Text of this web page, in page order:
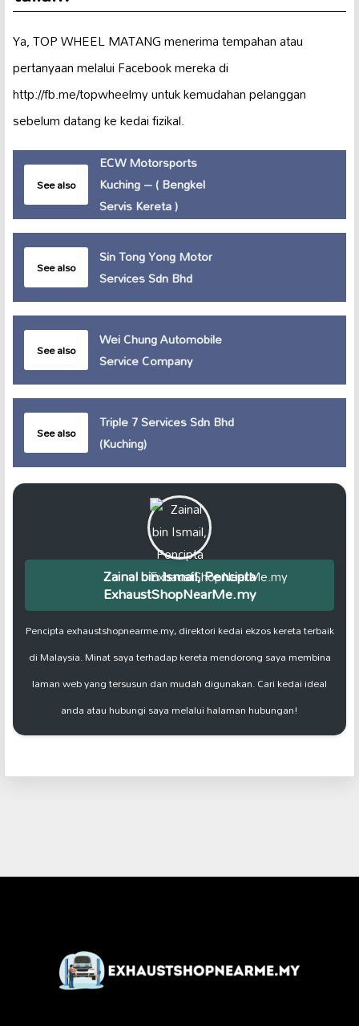
Ya, TOP WHEEL MATANG menerima tempahan atau
pertanyaan melalui Facebook mereka di
http://fb.me/topwheelmy untuk kemudahan pelanggan
sebelum datang ke kedai fizikal.
See also
ECW Motorsports
Kuching – ( Bengkel
Servis Kereta )
See also
Sin Tong Yong Motor
Services Sdn Bhd
See also
Wei Chung Automobile
Service Company
See also
Triple 7 Services Sdn Bhd
(Kuching)
Zainal bin Ismail, Pencipta
ExhaustShopNearMe.my
Pencipta exhaustshopnearme.my, direktori kedai ekzos kereta terbaik
di Malaysia. Minat saya terhadap kereta mendorong saya membina
laman web yang tersusun dan mudah digunakan. Cari kedai ideal
anda atau hubungi saya melalui halaman hubungan!